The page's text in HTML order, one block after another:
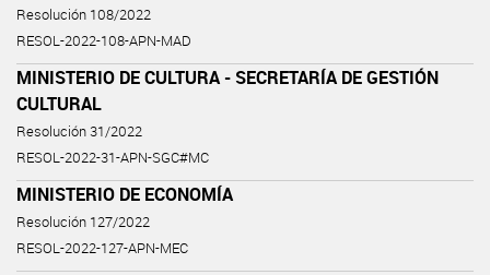
Resolución 108/2022
RESOL-2022-108-APN-MAD
MINISTERIO DE CULTURA - SECRETARÍA DE GESTIÓN
CULTURAL
Resolución 31/2022
RESOL-2022-31-APN-SGC#MC
MINISTERIO DE ECONOMÍA
Resolución 127/2022
RESOL-2022-127-APN-MEC